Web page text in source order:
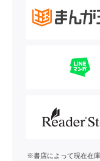
※書店によって現在在